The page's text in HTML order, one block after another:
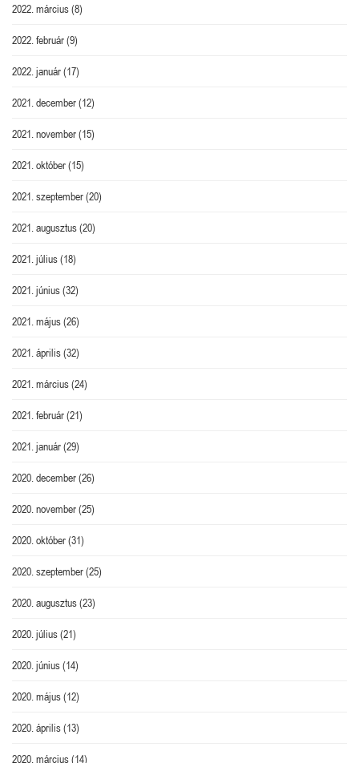
2022. március(8)
2022. február(9)
2022. január(17)
2021. december(12)
2021. november(15)
2021. október(15)
2021. szeptember(20)
2021. augusztus(20)
2021. július(18)
2021. június(32)
2021. május(26)
2021. április(32)
2021. március(24)
2021. február(21)
2021. január(29)
2020. december(26)
2020. november(25)
2020. október(31)
2020. szeptember(25)
2020. augusztus(23)
2020. július(21)
2020. június(14)
2020. május(12)
2020. április(13)
2020. március(14)